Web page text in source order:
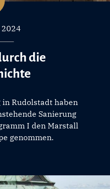
2024
die
in Rudolstadt haben
Sanierung
I den Marstall
genommen.